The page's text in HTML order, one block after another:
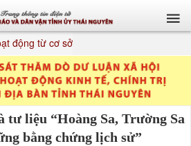
động từ cơ sở
tư liệu “Hoàng Sa, Trường Sa
bằng chứng lịch sử”